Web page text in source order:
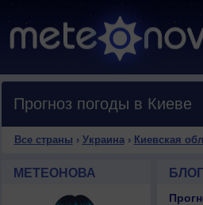
Прогноз погоды в Киеве
Все страны › Украина› Киевская
МЕТЕОНОВА